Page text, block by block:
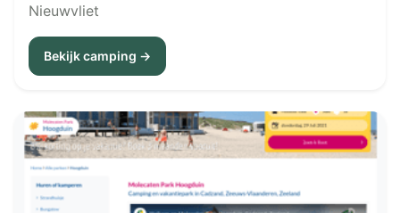
Nieuwvliet
Bekijk camping →